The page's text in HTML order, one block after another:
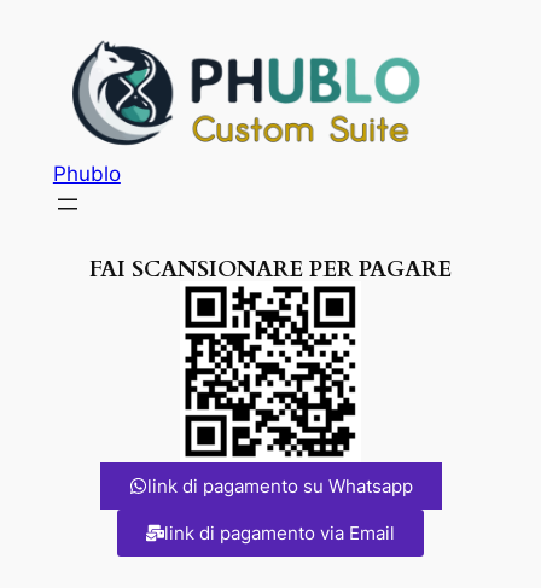
Phublo
FAI SCANSIONARE PER PAGARE
link di pagamento su Whatsapp
link di pagamento via Email